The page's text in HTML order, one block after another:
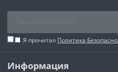
Я прочитал Политика
Информация